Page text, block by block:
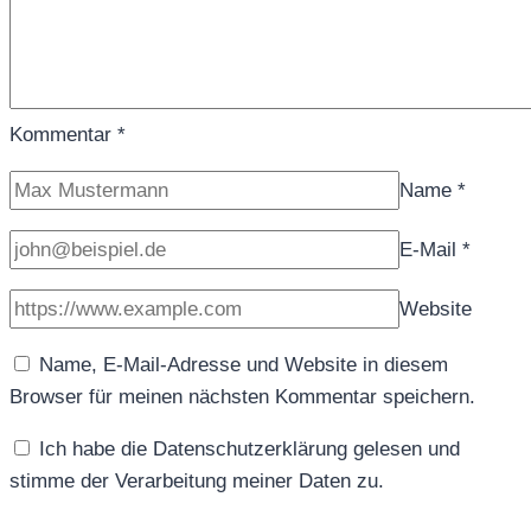
Kommentar *
Name *
E-Mail *
Website
Name, E-Mail-Adresse und Website in diesem
Browser für meinen nächsten Kommentar speichern.
Ich habe die Datenschutzerklärung gelesen und
stimme der Verarbeitung meiner Daten zu.